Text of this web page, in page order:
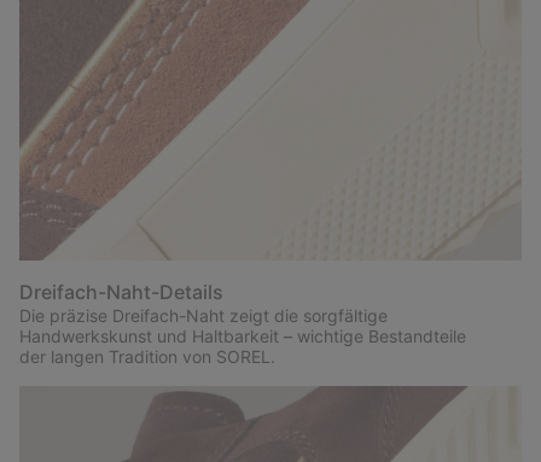
Dreifach-Naht-Details
Die präzise Dreifach-Naht zeigt die sorgfältige
Handwerkskunst und Haltbarkeit – wichtige Bestandteile
der langen Tradition von SOREL.